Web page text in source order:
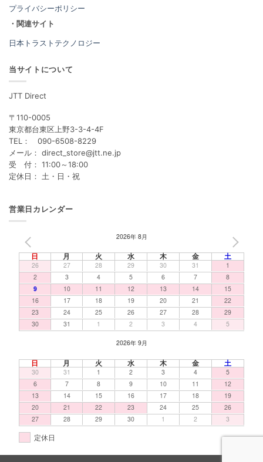
プライバシーポリシー
・関連サイト
日本トラストテクノロジー
当サイトについて
JTT Direct
〒110-0005
東京都台東区上野3-3-4-4F
TEL： 090-6508-8229
メール： direct_store@jtt.ne.jp
受 付： 11:00～18:00
定休日： 土・日・祝
営業日カレンダー
2026年 8月
日 月 火 水 木 金 土
26 27 28 29 30 31
1
2
3 4 5 6 7
8
9
10 11 12 13 14
15
16
17 18 19 20 21
22
23
24 25 26 27 28
29
30
31 1 2 3 4 5
2026年 9月
日 月 火 水 木 金 土
30 31 1 2 3 4
5
6
7 8 9 10 11
12
13
14 15 16 17 18
19
20
21 22 23 24 25
26
27
28 29 30 1 2 3
定休日